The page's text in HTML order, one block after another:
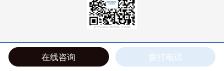
关于 检测 案例
在线咨询 拨打电话